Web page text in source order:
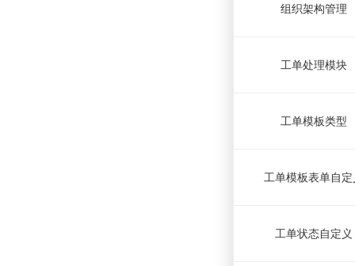
组织架构管理
工单处理模块
工单模板类型
工单模板表单自
工单状态自定义